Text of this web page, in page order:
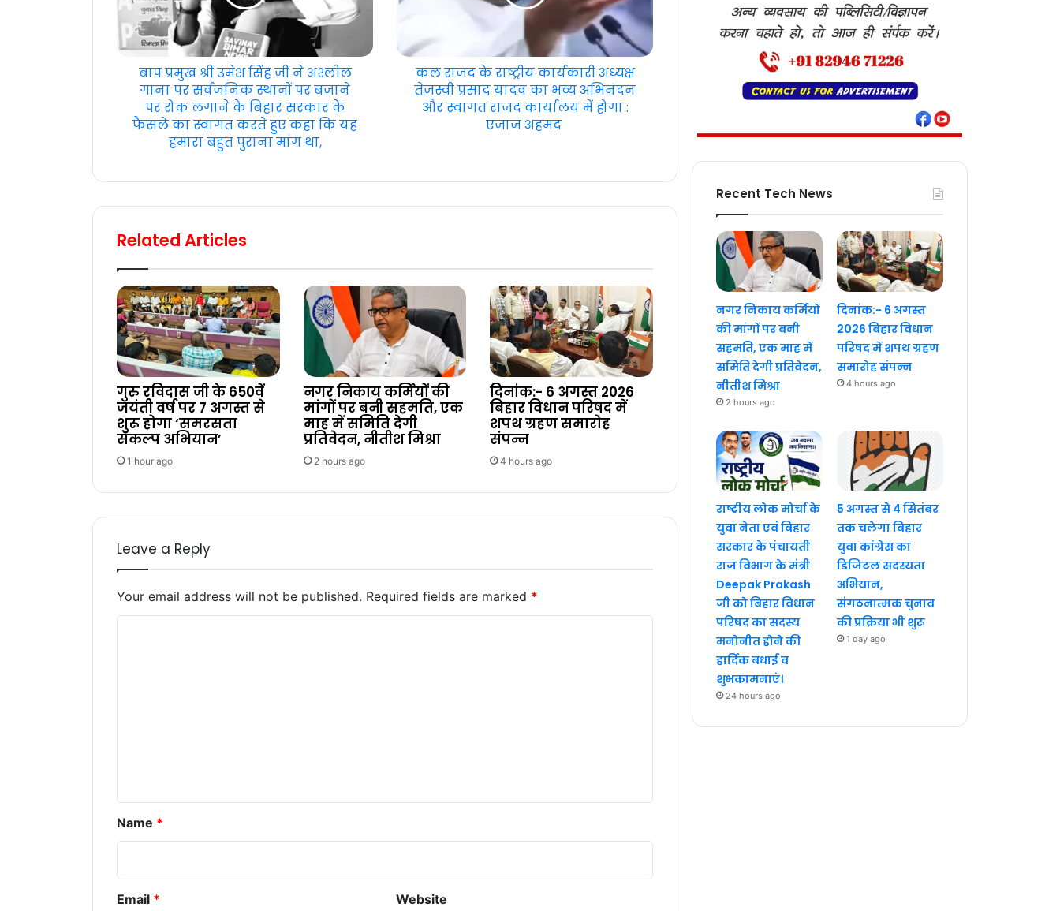
बाप प्रमुख श्री उमेश सिंह जी ने अश्लील
गाना पर सर्वजनिक स्थानों पर बजाने
पर रोक लगाने के बिहार सरकार के
फैसले का स्वागत करते हुए कहा कि यह
हमारा बहुत पुराना मांग था,
कल राजद के राष्ट्रीय कार्यकारी अध्यक्ष
तेजस्वी प्रसाद यादव का भव्य अभिनंदन
और स्वागत राजद कार्यालय में होगा :
एजाज अहमद
Related Articles
गुरु रविदास जी के 650वें
जयंती वर्ष पर 7 अगस्त से
शुरू होगा ‘समरसता
संकल्प अभियान’
1 hour ago
नगर निकाय कर्मियों की
मांगों पर बनी सहमति, एक
माह में समिति देगी
प्रतिवेदन, नीतीश मिश्रा
2 hours ago
दिनांक:- 6 अगस्त 2026
बिहार विधान परिषद में
शपथ ग्रहण समारोह
संपन्न
4 hours ago
Leave a Reply
Your email address will not be published. Required fields are marked *
Name *
Email * Website
Recent Tech News
नगर निकाय कर्मियों
की मांगों पर बनी
सहमति, एक माह में
समिति देगी प्रतिवेदन,
नीतीश मिश्रा
2 hours ago
दिनांक:- 6 अगस्त
2026 बिहार विधान
परिषद में शपथ ग्रहण
समारोह संपन्न
4 hours ago
राष्ट्रीय लोक मोर्चा के
युवा नेता एवं बिहार
सरकार के पंचायती
राज विभाग के मंत्री
Deepak Prakash
जी को बिहार विधान
परिषद का सदस्य
मनोनीत होने की
हार्दिक बधाई व
शुभकामनाएं।
24 hours ago
5 अगस्त से 4 सितंबर
तक चलेगा बिहार
युवा कांग्रेस का
डिजिटल सदस्यता
अभियान,
संगठनात्मक चुनाव
की प्रक्रिया भी शुरू
1 day ago